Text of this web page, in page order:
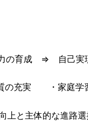
の育成 ⇒ 自己実
・家庭学習
と主体的な進路選